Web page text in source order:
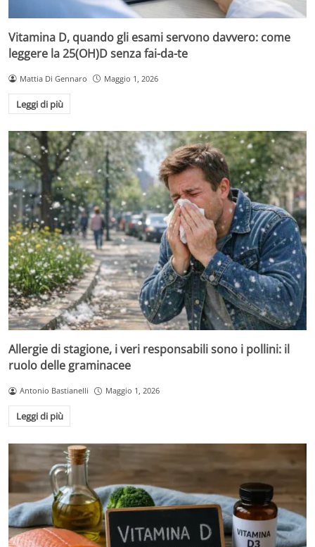
Vitamina D, quando gli esami servono davvero: come
leggere la 25(OH)D senza fai-da-te
Mattia Di Gennaro Maggio 1, 2026
Leggi di più
Allergie di stagione, i veri responsabili sono i pollini: il
ruolo delle graminacee
Antonio Bastianelli Maggio 1, 2026
Leggi di più